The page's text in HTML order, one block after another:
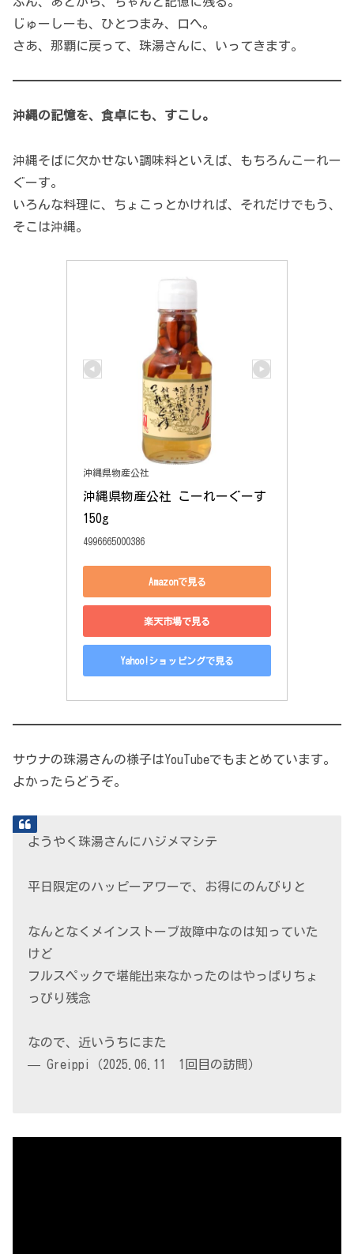
じゅーしーも、ひとつまみ、口へ。
さあ、那覇に戻って、珠湯さんに、いってきます。
沖縄の記憶を、食卓にも、すこし。
沖縄そばに欠かせない調味料といえば、もちろんこーれー
ぐーす。
いろんな料理に、ちょこっとかければ、それだけでもう、
そこは沖縄。
沖縄県物産公社
沖縄県物産公社 こーれーぐーす
150g
4996665000386
Amazonで見る
楽天市場で見る
Yahoo!ショッピングで見る
サウナの珠湯さんの様子はYouTubeでもまとめています。
よかったらどうぞ。
ようやく珠湯さんにハジメマシテ
平日限定のハッピーアワーで、お得にのんびりと
なんとなくメインストーブ故障中なのは知っていた
けど
フルスペックで堪能出来なかったのはやっぱりちょ
っぴり残念
なので、近いうちにまた
— Greippi（2025.06.11 1回目の訪問）